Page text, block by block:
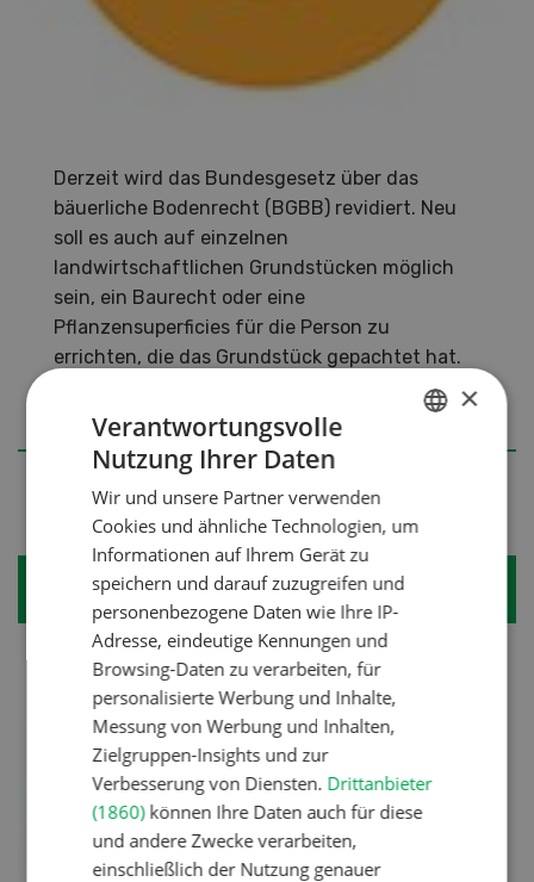
Derzeit wird das Bundesgesetz über das
bäuerliche Bodenrecht (BGBB) revidiert. Neu
soll es auch auf einzelnen
landwirtschaftlichen Grundstücken möglich
sein, ein Baurecht oder eine
Pflanzensuperficies für die Person zu
errichten, die das Grundstück gepachtet hat.
landwirtschaftliches Gewerbe betroffen war.
Schriftliche Zustimmung
×
Verantwortungsvolle
Nutzung Ihrer Daten
Wir und unsere Partner verwenden
Cookies und ähnliche Technologien, um
Informationen auf Ihrem Gerät zu
speichern und darauf zuzugreifen und
personenbezogene Daten wie Ihre IP-
Adresse, eindeutige Kennungen und
Browsing-Daten zu verarbeiten, für
personalisierte Werbung und Inhalte,
Messung von Werbung und Inhalten,
Zielgruppen-Insights und zur
Verbesserung von Diensten. Drittanbieter
(1860)können Ihre Daten auch für diese
und andere Zwecke verarbeiten,
einschließlich der Nutzung genauer